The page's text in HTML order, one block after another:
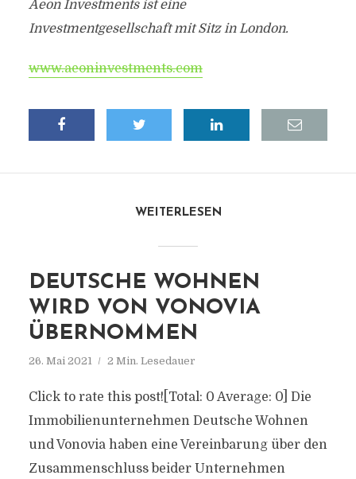
Aeon Investments ist eine
Investmentgesellschaft mit Sitz in London.
www.aeoninvestments.com
WEITERLESEN
DEUTSCHE WOHNEN
WIRD VON VONOVIA
ÜBERNOMMEN
26. Mai 2021 2 Min. Lesedauer
Click to rate this post![Total: 0 Average: 0] Die
Immobilienunternehmen Deutsche Wohnen
und Vonovia haben eine Vereinbarung über den
Zusammenschluss beider Unternehmen